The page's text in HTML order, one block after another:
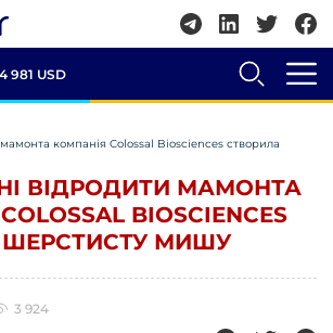
981 USD
компанія Colossal Biosciences створила
ВІДРОДИТИ МАМОНТА
BIOSCIENCES
МИШУ
3 924